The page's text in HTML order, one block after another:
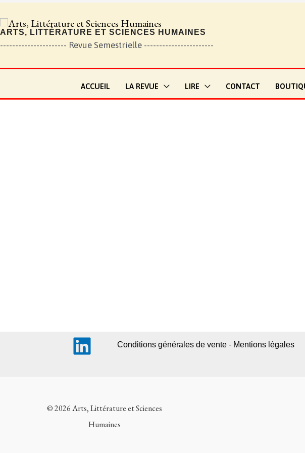
ARTS, LITTÉRATURE ET SCIENCES HUMAINES
---------------------- Revue Semestrielle -----------------------
ACCUEIL LA REVUE LIRE CONTACT
Conditions générales de vente - Mentions légales
© 2026 Arts, Littérature et Sciences
Humaines